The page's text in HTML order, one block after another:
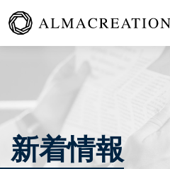
新着情報